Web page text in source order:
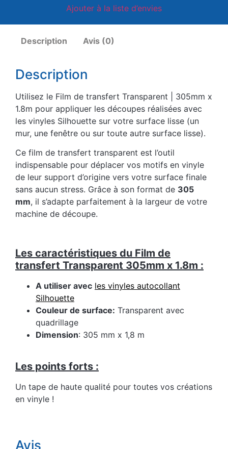
Ajouter à la liste d’envies
Description Avis (0)
Description
Utilisez le Film de transfert Transparent | 305mm x
1.8m pour appliquer les découpes réalisées avec
les vinyles Silhouette sur votre surface lisse (un
mur, une fenêtre ou sur toute autre surface lisse).
Ce film de transfert transparent est l’outil
indispensable pour déplacer vos motifs en vinyle
de leur support d’origine vers votre surface finale
sans aucun stress. Grâce à son format de 305
mm, il s’adapte parfaitement à la largeur de votre
machine de découpe.
Les caractéristiques du Film de
transfert Transparent 305mm x 1.8m :
A utiliser avec les vinyles autocollant
Silhouette
Couleur de surface: Transparent avec
quadrillage
Dimension: 305 mm x 1,8 m
Les points forts :
Un tape de haute qualité pour toutes vos créations
en vinyle !
Avis